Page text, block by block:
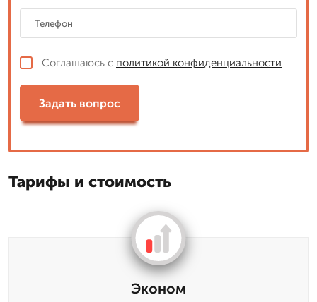
Соглашаюсь с политикой конфиденциальности
Задать вопрос
Тарифы и стоимость
Эконом